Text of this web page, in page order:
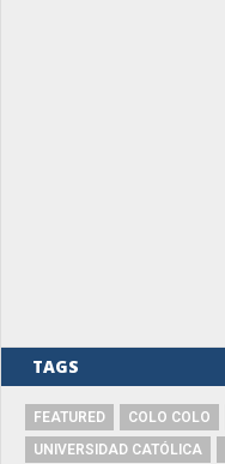
TAGS
FEATURED COLO COLO
UNIVERSIDAD CATÓLICA